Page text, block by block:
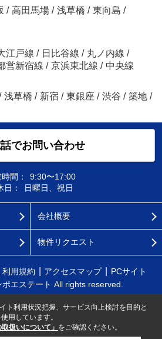
/ 高田馬場 / 浅草橋 / 東向島 /
江戸線 / 日比谷線 / 丸ノ内線 /
営新宿線 / 京浜東北線 / 中央線
浅草橋 / 新宿 / 東銀座 / 渋谷 / 築地 /
でお問い合わせ
間：
9:30〜17:00
日：
日曜日、祝日
会社概要
物件リクエスト
利用規約 アクセスマップ
PCサイト
エステート All rights reserved.
ト利用状況把握、サービス向上検討を目的と
用しています。
取扱いについて」 をご確認ください。